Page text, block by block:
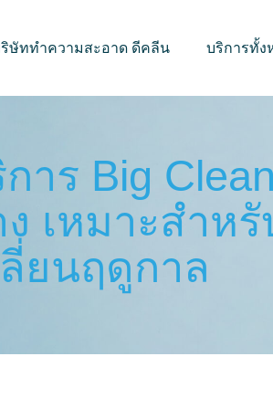
ษัททำความสะอาด ดีคลีน บริการทั้ง
าร Big
เหมาะสำห
ยนฤดูกาล